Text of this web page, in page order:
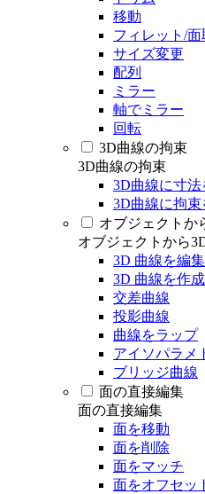
移動
フィレット/面
サイズ変更
配列
ミラー
軸でミラー
回転
3D曲線の拘束
3D曲線の拘束
3D曲線に寸法
3D曲線に拘束
オブジェクトか
オブジェクトから
3D 曲線を編集
3D 曲線を作成
交差曲線
投影曲線
曲線をラップ
アイソパラメ
ブリッジ曲線
面の直接編集
面の直接編集
面を移動
面を削除
面をマッチ
面をオフセッ